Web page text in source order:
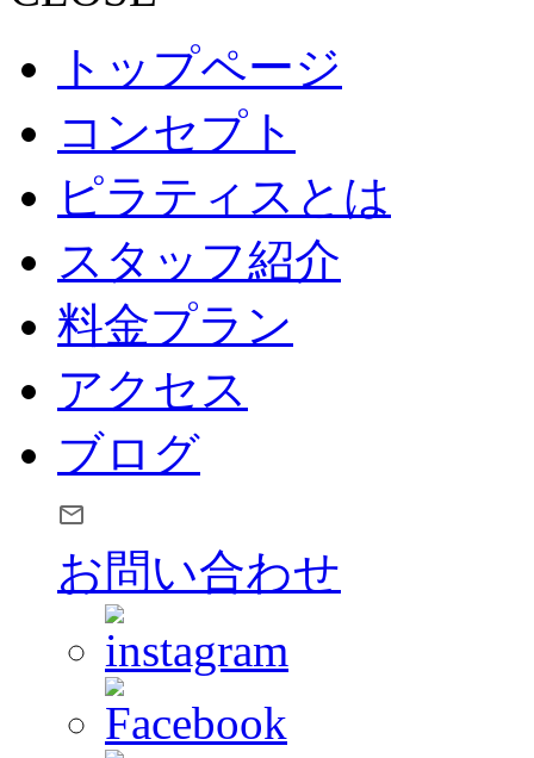
トップページ
コンセプト
ピラティスとは
スタッフ紹介
料金プラン
アクセス
ブログ
お問い合わせ